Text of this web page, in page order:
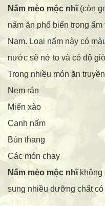
Nấm mèo mộc nhĩ(còn
nấm ăn phổ biến trong
Nam. Loại nấm này có
nước sẽ nở to và có độ
Trong nhiều món ăn
Nem rán
Miến xào
Canh nấm
Bún thang
Các món chay
Nấm mèo mộc nhĩkhông
sung nhiều dưỡng chất